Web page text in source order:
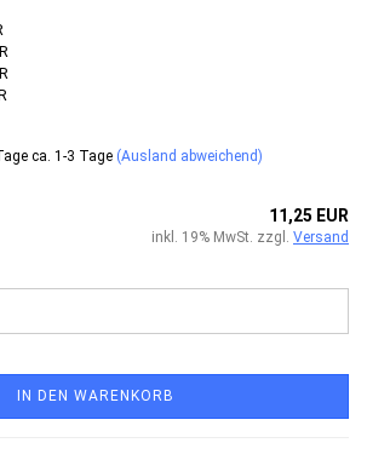
ca. 1-3 Tage (Ausland abweichend)
11,25 EUR
inkl. 19% MwSt. zzgl. Versand
IN DEN WARENKORB